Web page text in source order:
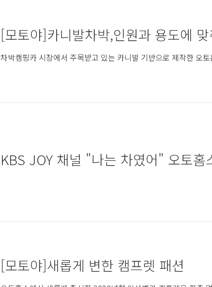
[모토야]카니발차박,인원과 용도에
차박캠핑카 시장에서 주목받고 있는 카니발 기반으로 제작한 오
KBS JOY 채널 "나는 차였어" 오토홈
[모토야]새롭게 변한 캠프렛 패션